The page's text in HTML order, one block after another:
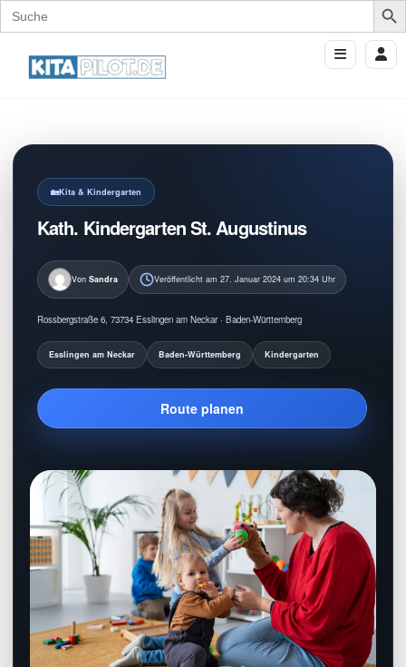
Search
for:
Kita & Kindergarten
Kath. Kindergarten St. Augustinus
Von Sandra Veröffentlicht am 27. Januar 2024 um 20:34 Uhr
Rossbergstraße 6, 73734 Esslingen am Neckar · Baden-Württemberg
Esslingen am Neckar Baden-Württemberg Kindergarten
Route planen